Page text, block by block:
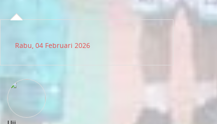
Rabu, 04 Februari 2026